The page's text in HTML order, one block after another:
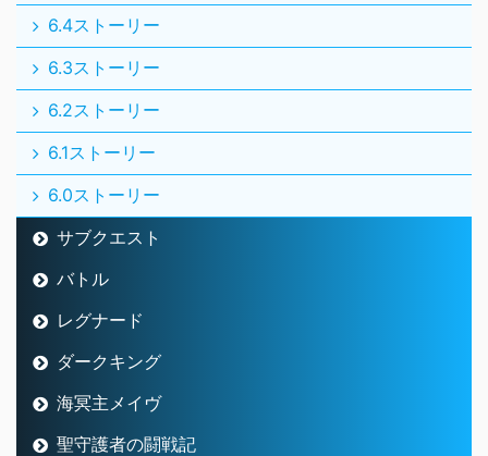
6.4ストーリー
6.3ストーリー
6.2ストーリー
6.1ストーリー
6.0ストーリー
サブクエスト
バトル
レグナード
ダークキング
海冥主メイヴ
聖守護者の闘戦記